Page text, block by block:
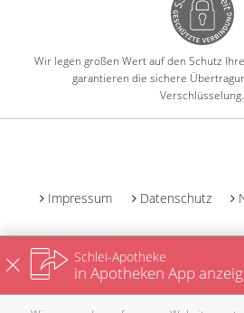
Wir legen großen Wert auf den Schutz
garantieren die sichere
Verschlüsselung.
Impressum Datenschutz
Schlei-Apotheke
in Apotheken App